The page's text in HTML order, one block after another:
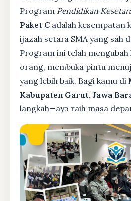
Program Pendidikan
Paket C adalah kesempatan
ijazah setara SMA yang sah
Program ini telah mengubah
orang, membuka pintu
yang lebih baik. Bagi kamu di
Kabupaten Garut, Jawa
langkah—ayo raih masa